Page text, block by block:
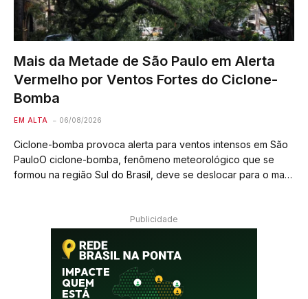
Mais da Metade de São Paulo em Alerta
Vermelho por Ventos Fortes do Ciclone-
Bomba
EM ALTA 06/08/2026
Ciclone-bomba provoca alerta para ventos intensos em São
PauloO ciclone-bomba, fenômeno meteorológico que se
formou na região Sul do Brasil, deve se deslocar para o mar,
Publicidade